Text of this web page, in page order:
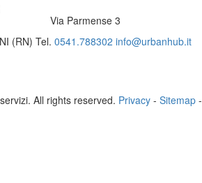
Via Parmense 3
(RN) Tel. 0541.788302 info@urbanhub.it
All rights reserved. Privacy- Sitemap-